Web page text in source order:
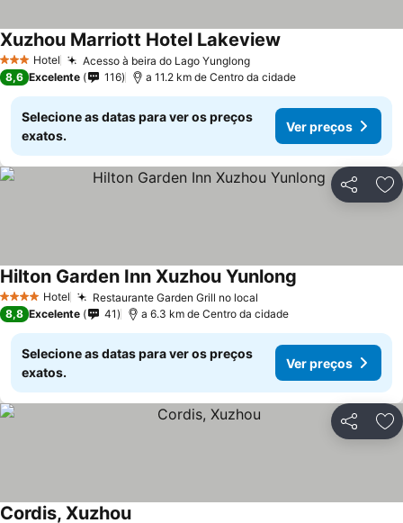
3 EstrelasHotel Acesso à beira do Lago Yunglong
Xuzhou Marriott Hotel Lakeview
8,6 Excelente 116 a 11.2 km de Centro da cidade
Selecione as datas para ver os preços
exatos.
Ver preços
Partilhar
4 EstrelasHotel Restaurante Garden Grill no local
Hilton Garden Inn Xuzhou Yunlong
8,8 Excelente 41 a 6.3 km de Centro da cidade
Selecione as datas para ver os preços
exatos.
Ver preços
Partilhar
Cordis, Xuzhou